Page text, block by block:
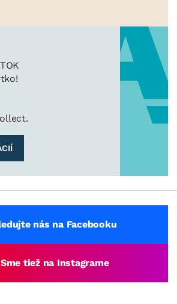
nás na Facebooku
Sme tiež na Instagrame